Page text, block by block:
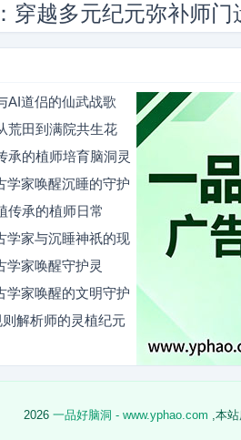
穿越多元纪元弥补师门
AI道侣的仙武战歌
荒田到满院共生花
承的植师培育脑洞灵
学家唤醒沉睡的守护
传承的植师日常
学家与沉睡神祇的现
学家唤醒守护灵
学家唤醒的文明守护
解析师的灵植纪元
2026 一品好脑洞 - www.yphao.com ,本